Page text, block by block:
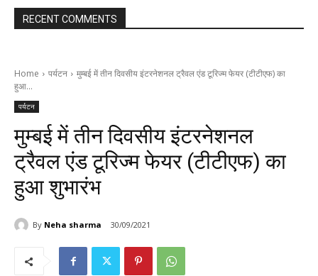
RECENT COMMENTS